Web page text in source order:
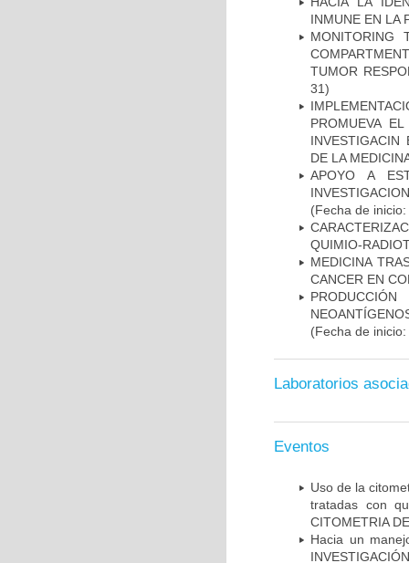
INMUNE EN LA
MONITORING
TUMOR
31)
PROMUEVA
INVESTIGACIN
DE LA
APOYO A
(Fecha de
QUIMIO-
MEDICINA
CANCER EN
(Fecha de
Laboratorios
Eventos
Uso de la
tratadas con
CITOMETRIA
Hacia un